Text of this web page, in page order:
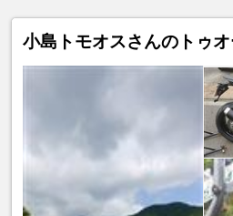
小島トモオスさんのトゥ